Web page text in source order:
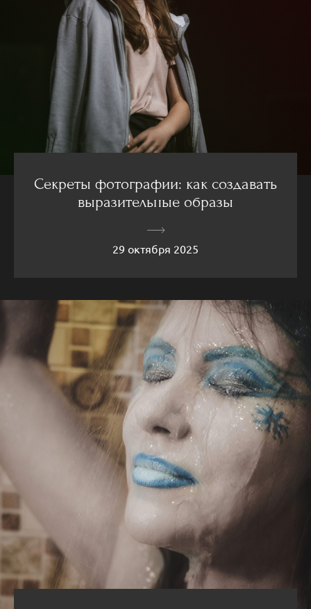
Секреты фотографии: как создавать
выразительные образы
29 октября 2025